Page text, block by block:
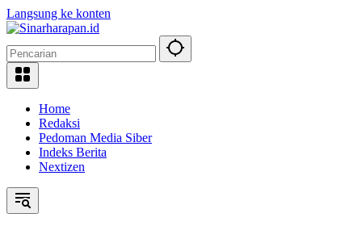
Langsung ke konten
Home
Redaksi
Pedoman Media Siber
Indeks Berita
Nextizen